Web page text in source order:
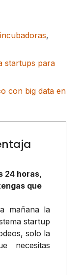
incubadoras,
startups para
con big data en
24 horas,
que
mañana la
startup
solo la
necesitas